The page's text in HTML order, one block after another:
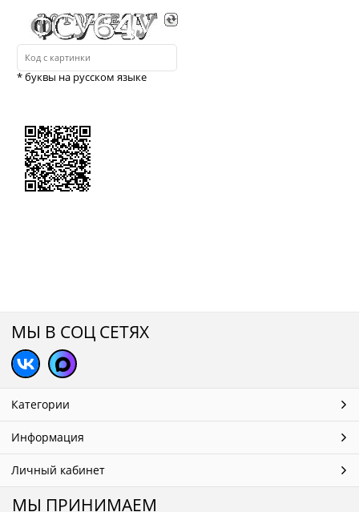
* буквы на русском языке
МЫ В СОЦ СЕТЯХ
Категории
Информация
Личный кабинет
МЫ ПРИНИМАЕМ